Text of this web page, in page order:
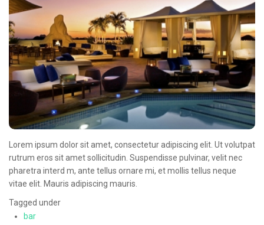
Lorem ipsum dolor sit amet, consectetur adipiscing elit. Ut volutpat
rutrum eros sit amet sollicitudin. Suspendisse pulvinar, velit nec
pharetra interd m, ante tellus ornare mi, et mollis tellus neque
vitae elit. Mauris adipiscing mauris.
Tagged under
bar
Oncologie Médicale
Anapath
Biologie
Patients
Professionnels
Formulaires et fiches techniques
Consultations
Nouvelles techniques à AMC
Activités et agenda scientifiques
Formation continue